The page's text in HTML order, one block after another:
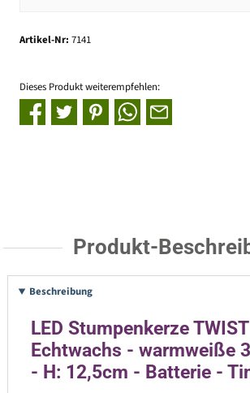
Artikel-Nr: 7141
Dieses Produkt weiterempfehlen:
Produkt-
Beschreibung
LED Stumpenkerze
Echtwachs - warmweiße
- H: 12,5cm - Batterie -